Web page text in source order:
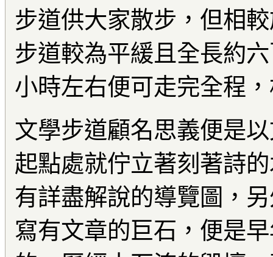
步道供大家散步，但相
步道較為平緩且全長約
小時左右便可走完全程
文學步道顧名思義便是
起點處就佇立著刻著詩
有詳盡解說的導覽圖，
寫有文章的巨石，便是